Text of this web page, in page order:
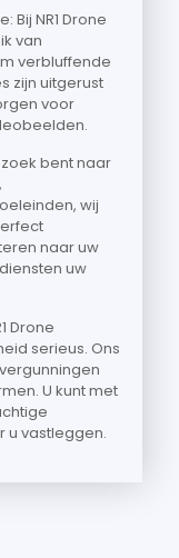
NR1 Drone
van
verbluffende
zijn uitgerust
voor
bent naar
wij
naar uw
uw
Drone
serieus. Ons
U kunt met
u vastleggen.